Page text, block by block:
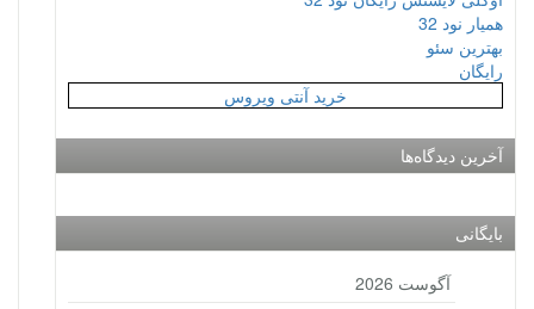
همیار نود 32
بهترین سئو
رایگان
خرید آنتی ویروس
آخرین دیدگاه‌ها
بایگانی
آگوست 2026